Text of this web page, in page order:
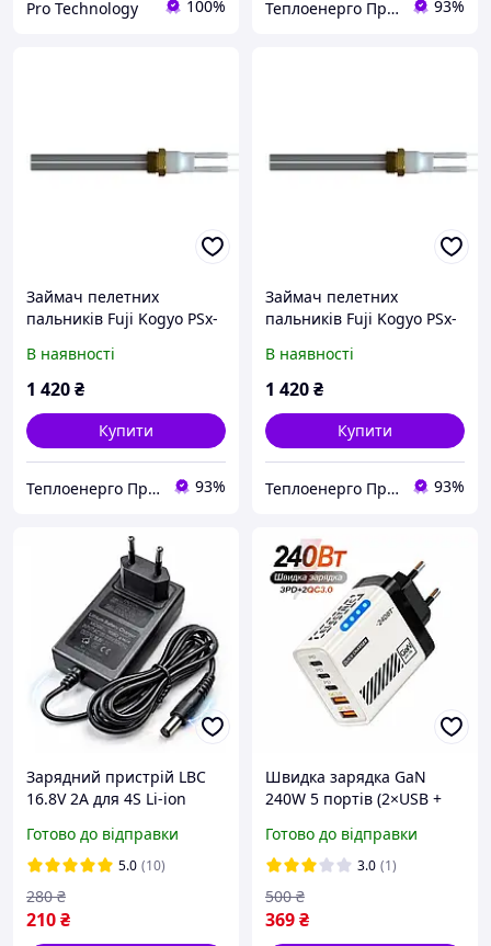
Pro Technology 100% Теплоенерго Пром 93%
Займач пелетних
пальників Fuji Kogyo PSx-
G3/8" (запальник для
пелетного котла)
В наявності
1 420₴
Купити
Теплоенерго Пром 93%
Займач пелетних
пальників Fuji Kogyo PSx-
G3/8" (запальник для
пелетного котла)
В наявності
1 420₴
Купити
Теплоенерго Пром 93%
Зарядний пристрій LBC
16.8V 2A для 4S Li-ion
живлення 5.5x2.1 мм, AC
100-240V
Готово до відправки
5.0 (10)
210₴
280 ₴
Швидка зарядка GaN
240W 5 портів (2×USB +
універсальний адаптер,
блок живлення
Готово до відправки
3.0 (1)
369₴
500 ₴